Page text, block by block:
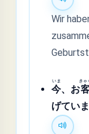
Wir
今
いま
、お
きゃ
げていま